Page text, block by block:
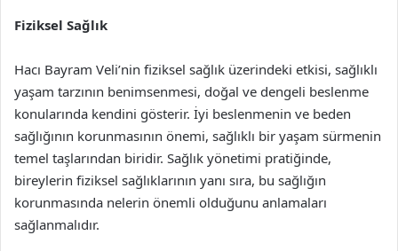
Fiziksel Sağlık
Hacı Bayram Veli’nin fiziksel sağlık üzerindeki etkisi, sağlıklı
yaşam tarzının benimsenmesi, doğal ve dengeli beslenme
konularında kendini gösterir. İyi beslenmenin ve beden
sağlığının korunmasının önemi, sağlıklı bir yaşam sürmenin
temel taşlarından biridir. Sağlık yönetimi pratiğinde,
bireylerin fiziksel sağlıklarının yanı sıra, bu sağlığın
korunmasında nelerin önemli olduğunu anlamaları
sağlanmalıdır.